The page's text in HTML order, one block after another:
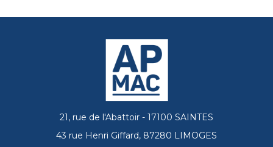
21, rue de l'Abattoir - 17100 SAINTES
43 rue Henri Giffard, 87280 LIMOGES